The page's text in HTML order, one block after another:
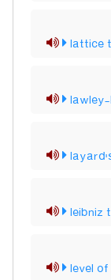
lattice
leibniz
level